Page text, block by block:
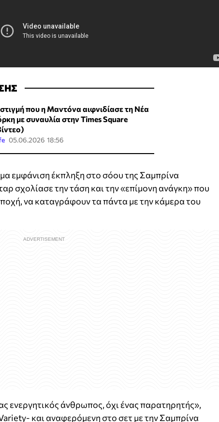
που η Μαντόνα αιφνιδίασε τη Νέα
με συναυλία στην Times Square
05.06.2026 18:56
εμφάνιση έκπληξη στο σόου της Σαμπρίνα
σχολίασε την τάση και την «επίμονη ανάγκη» που
να καταγράφουν τα πάντα με την κάμερα του
ενεργητικός άνθρωπος, όχι ένας παρατηρητής»,
και αναφερόμενη στο σετ με την Σαμπρίνα